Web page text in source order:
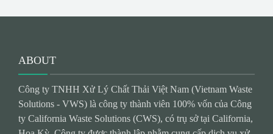
ABOUT
Công ty TNHH Xử Lý Chất Thải Việt Nam (Vietnam Waste
Solutions - VWS) là công ty thành viên 100% vốn của Công
ty California Waste Solutions (CWS), có trụ sở tại California,